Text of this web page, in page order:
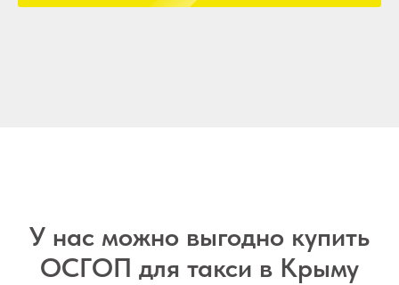
У нас можно выгодно купить
ОСГОП для такси в Крыму